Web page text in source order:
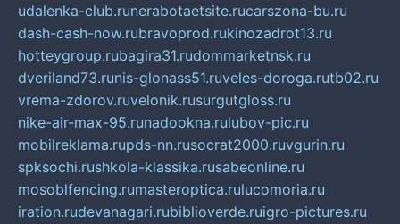
udalenka-club.runerabotaetsite.rucarszona-bu.ru
dash-cash-now.rubravoprod.rukinozadrot13.ru
hotteygroup.rubagira31.rudommarketnsk.ru
dveriland73.runis-glonass51.ruveles-doroga.rutb02.ru
vrema-zdorov.ruvelonik.rusurgutgloss.ru
nike-air-max-95.runadookna.rulubov-pic.ru
mobilreklama.rupds-nn.rusocrat2000.ruvgurin.ru
spksochi.rushkola-klassika.rusabeonline.ru
mosoblfencing.rumasteroptica.rulucomoria.ru
iration.rudevanagari.rubiblioverde.ruigro-pictures.ru